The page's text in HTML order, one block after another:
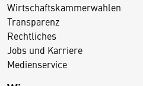
Wirtschaftskammerwahlen
Transparenz
Rechtliches
Jobs und Karriere
Medienservice